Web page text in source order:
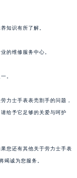
知识有所了解。
的维修服务中心。
。
力士手表表壳割手的问题，
给予它足够的关爱与呵护
您还有其他关于劳力士手表
竭诚为您服务。